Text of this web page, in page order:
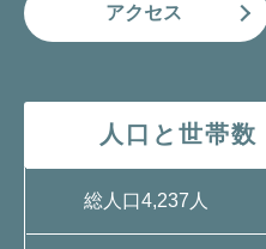
アクセス
人口と世帯数
総人口4,237人